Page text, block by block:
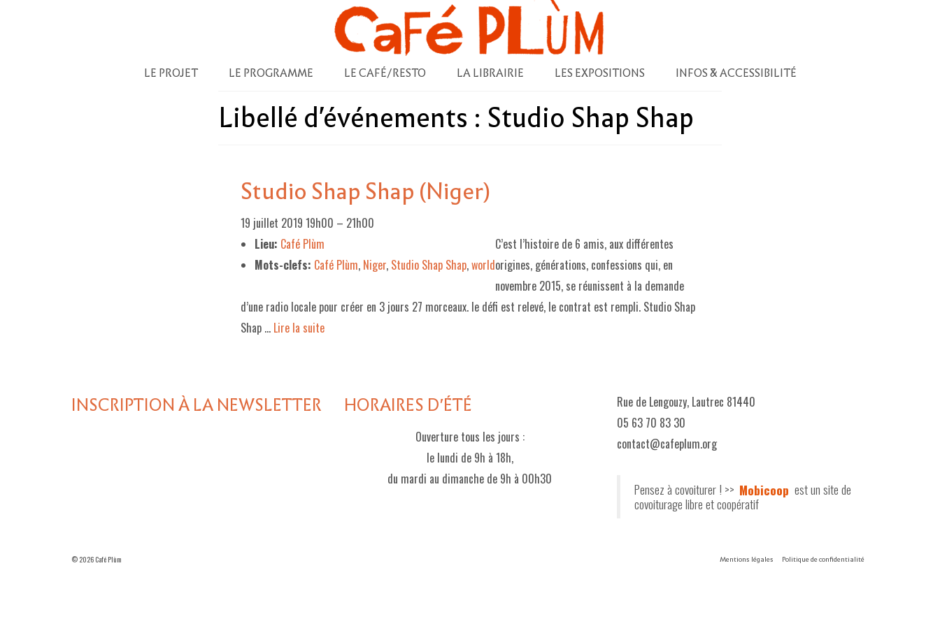
LE PROJET LE PROGRAMME LE CAFÉ/RESTO LA LIBRAIRIE LES EXPOSITIONS INFOS & ACCESSIBILITÉ
Libellé d'événements : Studio Shap Shap
Studio Shap Shap (Niger)
19 juillet 2019 19h00 – 21h00
Lieu: Café Plùm
Mots-clefs: Café Plùm, Niger, Studio Shap Shap,world
C’est l’histoire de 6 amis, aux différentes
origines, générations, confessions qui, en
novembre 2015, se réunissent à la demande
d’une radio locale pour créer en 3 jours 27 morceaux. le défi est relevé, le contrat est rempli. Studio Shap
Shap … Lire la suite­­
INSCRIPTION À LA NEWSLETTER HORAIRES D'ÉTÉ
Ouverture tous les jours :
le lundi de 9h à 18h,
du mardi au dimanche de 9h à 00h30
Rue de Lengouzy, Lautrec 81440
05 63 70 83 30
contact@cafeplum.org
Pensez à covoiturer ! >> Mobicoop est un site de
covoiturage libre et coopératif
Mentions légales Politique de confidentialité
© 2026 Café Plùm